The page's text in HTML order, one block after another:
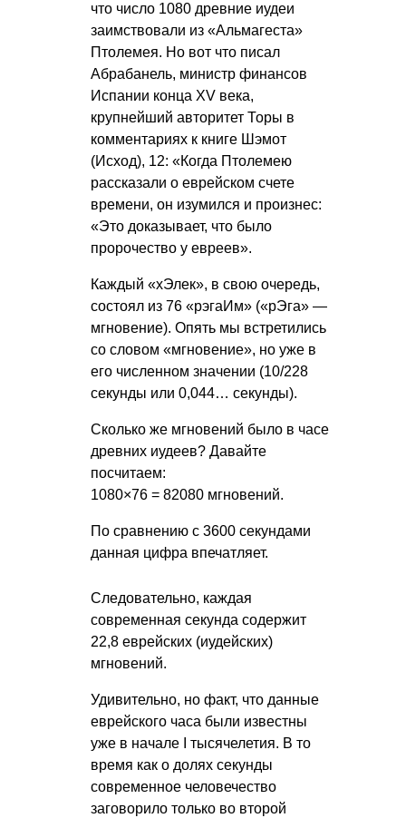
что число 1080 древние иудеи
заимствовали из «Альмагеста»
Птолемея. Но вот что писал
Абрабанель, министр финансов
Испании конца XV века,
крупнейший авторитет Торы в
комментариях к книге Шэмот
(Исход), 12: «Когда Птолемею
рассказали о еврейском счете
времени, он изумился и произнес:
«Это доказывает, что было
пророчество у евреев».
Каждый «хЭлек», в свою очередь,
состоял из 76 «рэгаИм» («рЭга» —
мгновение). Опять мы встретились
со словом «мгновение», но уже в
его численном значении (10/228
секунды или 0,044… секунды).
Сколько же мгновений было в часе
древних иудеев? Давайте
посчитаем:
1080×76 = 82080 мгновений.
По сравнению с 3600 секундами
данная цифра впечатляет.
Следовательно, каждая
современная секунда содержит
22,8 еврейских (иудейских)
мгновений.
Удивительно, но факт, что данные
еврейского часа были известны
уже в начале I тысячелетия. В то
время как о долях секунды
современное человечество
заговорило только во второй